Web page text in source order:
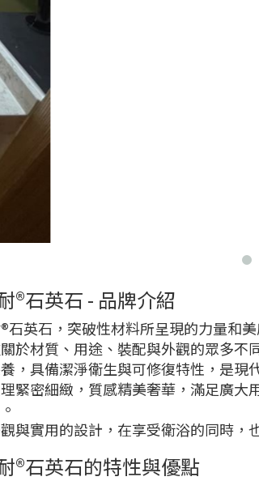
®石英石 - 品牌介紹
石英石，突破性材料所呈現的力量和
於材質、用途、裝配與外觀的眾多不
，具備潔淨衛生與可修復特性，是現
緊密細緻，質感精美奢華，滿足廣大
與實用的設計，在享受衛浴的同時，
®石英石的特性與優點